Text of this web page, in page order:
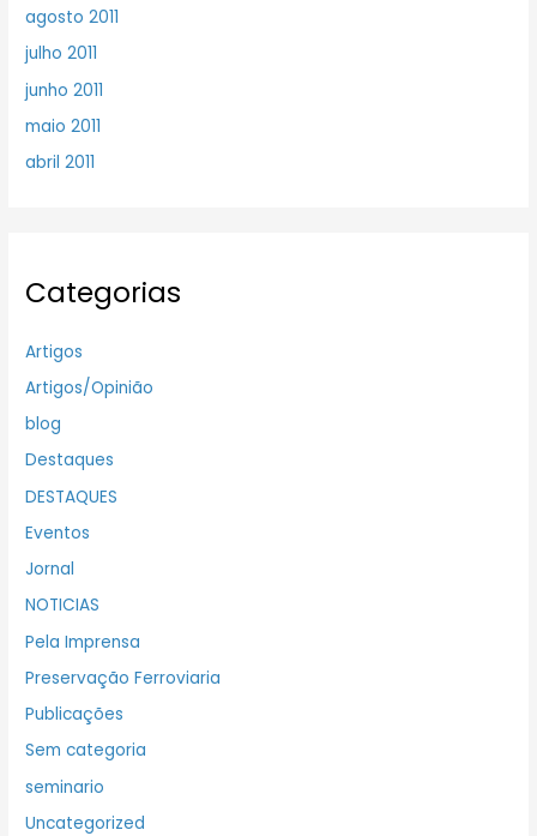
agosto 2011
julho 2011
junho 2011
maio 2011
abril 2011
Categorias
Artigos
Artigos/Opinião
blog
Destaques
DESTAQUES
Eventos
Jornal
NOTICIAS
Pela Imprensa
Preservação Ferroviaria
Publicações
Sem categoria
seminario
Uncategorized